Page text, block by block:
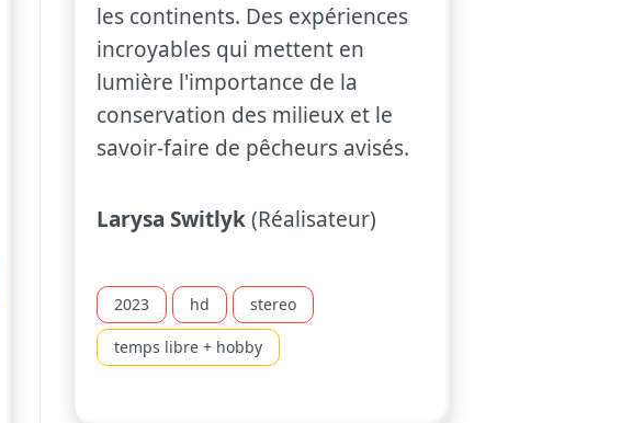
les continents. Des expériences
incroyables qui mettent en
lumière l'importance de la
conservation des milieux et le
savoir-faire de pêcheurs avisés.
Larysa Switlyk(Réalisateur)
2023 hd stereo
temps libre + hobby